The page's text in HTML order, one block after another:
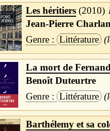
Les héritiers 2010
Jean-Pierre
Littérature
La mort de
Benoît Duteurtre
Littérature
Barthélemy et sa